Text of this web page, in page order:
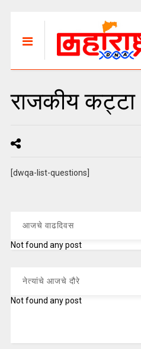
राजकीय कट्टा
[dwqa-list-questions]
आजचे वाढदिवस
Not found any post
नेत्यांचे आजचे दौरे
Not found any post